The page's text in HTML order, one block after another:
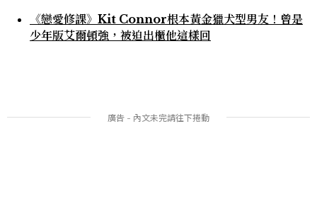
《戀愛修課》Kit Connor根本黃金獵犬型男友！曾是
少年版艾爾頓強，被迫出櫃他這樣回